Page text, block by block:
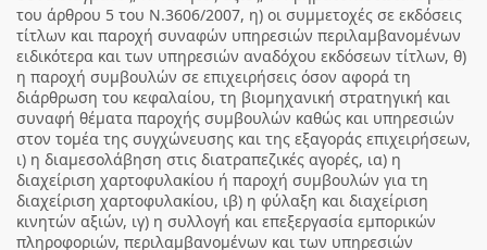
του άρθρου 5 του Ν.3606/2007, η) οι συμμετοχές σε εκδόσεις
τίτλων και παροχή συναφών υπηρεσιών περιλαμβανομένων
ειδικότερα και των υπηρεσιών αναδόχου εκδόσεων τίτλων, θ)
η παροχή συμβουλών σε επιχειρήσεις όσον αφορά τη
διάρθρωση του κεφαλαίου, τη βιομηχανική στρατηγική και
συναφή θέματα παροχής συμβουλών καθώς και υπηρεσιών
στον τομέα της συγχώνευσης και της εξαγοράς επιχειρήσεων,
ι) η διαμεσολάβηση στις διατραπεζικές αγορές, ια) η
διαχείριση χαρτοφυλακίου ή παροχή συμβουλών για τη
διαχείριση χαρτοφυλακίου, ιβ) η φύλαξη και διαχείριση
κινητών αξιών, ιγ) η συλλογή και επεξεργασία εμπορικών
πληροφοριών, περιλαμβανομένων και των υπηρεσιών